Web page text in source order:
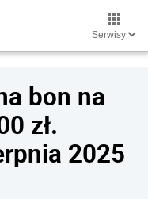
Serwisy
bon na
zł.
2025